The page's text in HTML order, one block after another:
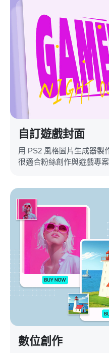
自訂遊戲封面
用 PS2 風格圖片生成器製
很適合粉絲創作與遊戲專案
數位創作